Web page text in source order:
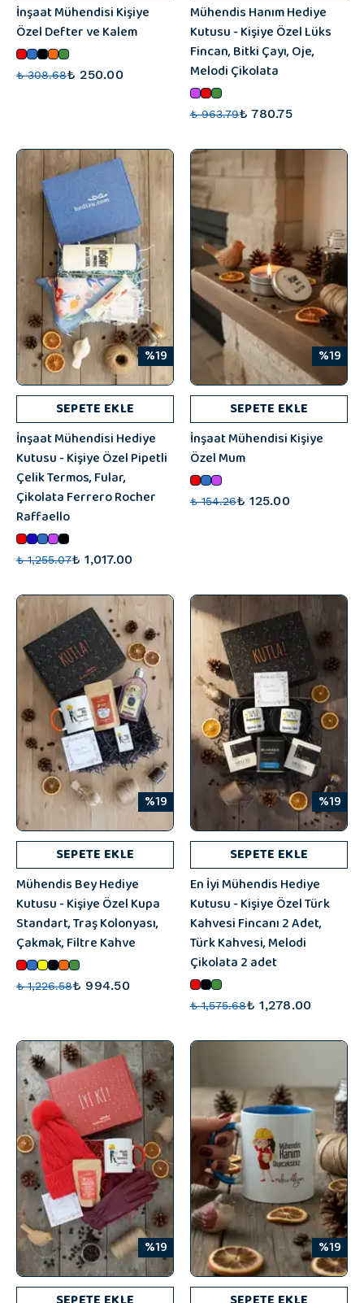
İnşaat Mühendisi Kişiye
Özel Defter ve Kalem
₺ 308.68₺ 250.00
Mühendis Hanım Hediye
Kutusu - Kişiye Özel Lüks
Fincan, Bitki Çayı, Oje,
Melodi Çikolata
₺ 963.79₺ 780.75
%19
SEPETE EKLE
İnşaat Mühendisi Hediye
Kutusu - Kişiye Özel Pipetli
Çelik Termos, Fular,
Çikolata Ferrero Rocher
Raffaello
₺ 1,255.07₺ 1,017.00
%19
SEPETE EKLE
İnşaat Mühendisi Kişiye
Özel Mum
₺ 154.26₺ 125.00
%19
SEPETE EKLE
Mühendis Bey Hediye
Kutusu - Kişiye Özel Kupa
Standart, Traş Kolonyası,
Çakmak, Filtre Kahve
₺ 1,226.58₺ 994.50
%19
SEPETE EKLE
En İyi Mühendis Hediye
Kutusu - Kişiye Özel Türk
Kahvesi Fincanı 2 Adet,
Türk Kahvesi, Melodi
Çikolata 2 adet
₺ 1,575.68₺ 1,278.00
%19 %19